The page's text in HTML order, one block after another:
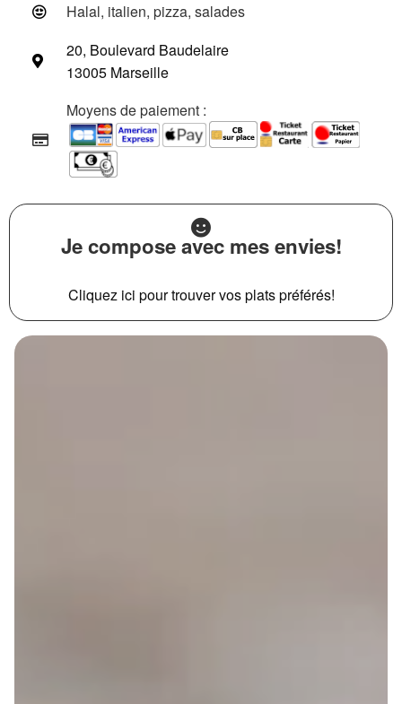
Halal, italien, pizza, salades
20, Boulevard Baudelaire
13005 Marseille
Moyens de paiement :
Je compose avec mes envies!
Cliquez ici pour trouver vos plats préférés!